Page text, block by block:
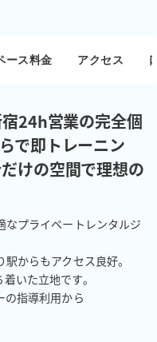
ース料金 アクセス
宿24h営業の完全個
で即トレーニン
けの空間で理想の
プライベートレンタルジ
からもアクセス良好。
いた立地です。
の指導利用から